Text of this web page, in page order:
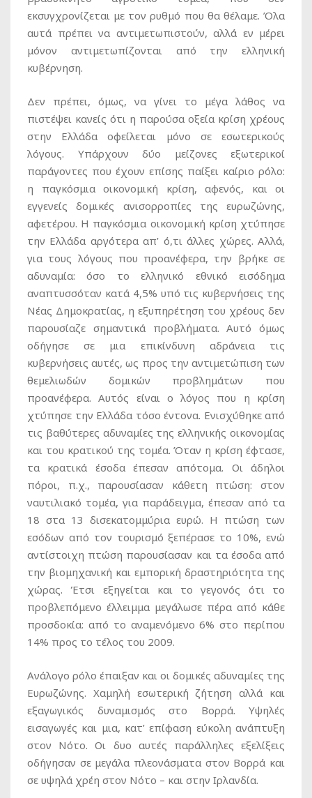
εκσυγχρονίζεται με τον ρυθμό που θα θέλαμε. Όλα
αυτά πρέπει να αντιμετωπιστούν, αλλά εν μέρει
μόνον αντιμετωπίζονται από την ελληνική
κυβέρνηση.
Δεν πρέπει, όμως, να γίνει το μέγα λάθος να
πιστέψει κανείς ότι η παρούσα οξεία κρίση χρέους
στην Ελλάδα οφείλεται μόνο σε εσωτερικούς
λόγους. Υπάρχουν δύο μείζονες εξωτερικοί
παράγοντες που έχουν επίσης παίξει καίριο ρόλο:
η παγκόσμια οικονομική κρίση, αφενός, και οι
εγγενείς δομικές ανισορροπίες της ευρωζώνης,
αφετέρου. Η παγκόσμια οικονομική κρίση χτύπησε
την Ελλάδα αργότερα απ’ ό,τι άλλες χώρες. Αλλά,
για τους λόγους που προανέφερα, την βρήκε σε
αδυναμία: όσο το ελληνικό εθνικό εισόδημα
αναπτυσσόταν κατά 4,5% υπό τις κυβερνήσεις της
Νέας Δημοκρατίας, η εξυπηρέτηση του χρέους δεν
παρουσίαζε σημαντικά προβλήματα. Αυτό όμως
οδήγησε σε μια επικίνδυνη αδράνεια τις
κυβερνήσεις αυτές, ως προς την αντιμετώπιση των
θεμελιωδών δομικών προβλημάτων που
προανέφερα. Αυτός είναι ο λόγος που η κρίση
χτύπησε την Ελλάδα τόσο έντονα. Ενισχύθηκε από
τις βαθύτερες αδυναμίες της ελληνικής οικονομίας
και του κρατικού της τομέα. Όταν η κρίση έφτασε,
τα κρατικά έσοδα έπεσαν απότομα. Οι άδηλοι
πόροι, π.χ., παρουσίασαν κάθετη πτώση: στον
ναυτιλιακό τομέα, για παράδειγμα, έπεσαν από τα
18 στα 13 δισεκατομμύρια ευρώ. Η πτώση των
εσόδων από τον τουρισμό ξεπέρασε το 10%, ενώ
αντίστοιχη πτώση παρουσίασαν και τα έσοδα από
την βιομηχανική και εμπορική δραστηριότητα της
χώρας. Έτσι εξηγείται και το γεγονός ότι το
προβλεπόμενο έλλειμμα μεγάλωσε πέρα από κάθε
προσδοκία: από το αναμενόμενο 6% στο περίπου
14% προς το τέλος του 2009.
Ανάλογο ρόλο έπαιξαν και οι δομικές αδυναμίες της
Ευρωζώνης. Χαμηλή εσωτερική ζήτηση αλλά και
εξαγωγικός δυναμισμός στο Βορρά. Υψηλές
εισαγωγές και μια, κατ’ επίφαση εύκολη ανάπτυξη
στον Νότο. Οι δυο αυτές παράλληλες εξελίξεις
οδήγησαν σε μεγάλα πλεονάσματα στον Βορρά και
σε υψηλά χρέη στον Νότο – και στην Ιρλανδία.